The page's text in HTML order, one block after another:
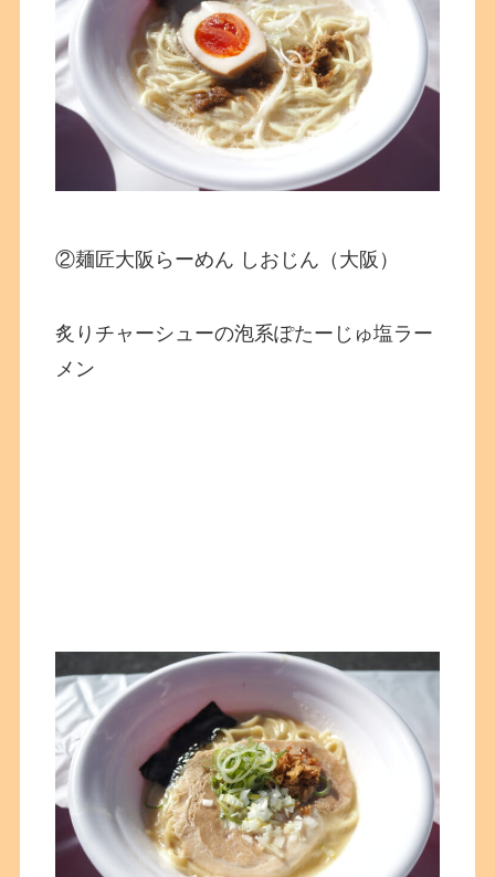
②麺匠大阪らーめん しおじん（大阪）
炙りチャーシューの泡系ぽたーじゅ塩ラー
メン